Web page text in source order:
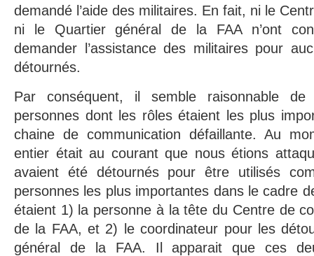
demandé l’aide des militaires. En fait, ni le
ni le Quartier général de la FAA n’ont
demander l’assistance des militaires pour
détournés.
Par conséquent, il semble raisonnable
personnes dont les rôles étaient les plus
chaine de communication défaillante. Au
entier était au courant que nous étions
avaient été détournés pour être utilisés
personnes les plus importantes dans le cadre
étaient 1) la personne à la tête du Centre de
de la FAA, et 2) le coordinateur pour les
général de la FAA. Il apparait que ces